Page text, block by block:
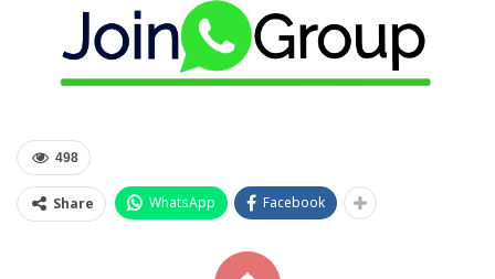
498
Share WhatsApp Facebook